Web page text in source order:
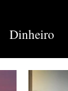
Dinheiro
Negócios